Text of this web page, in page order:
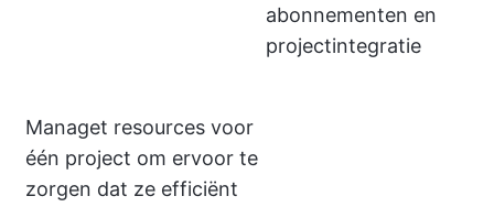
abonnementen en
projectintegratie
Managet resources voor
één project om ervoor te
zorgen dat ze efficiënt